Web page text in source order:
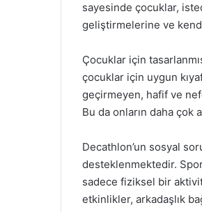
sayesinde çocuklar,
geliştirmelerine ve
Çocuklar için
çocuklar için uygun
geçirmeyen, hafif ve
Bu da onların daha çok
Decathlon’un sosyal
desteklenmektedir.
sadece fiziksel bir
etkinlikler, arkadaşlık